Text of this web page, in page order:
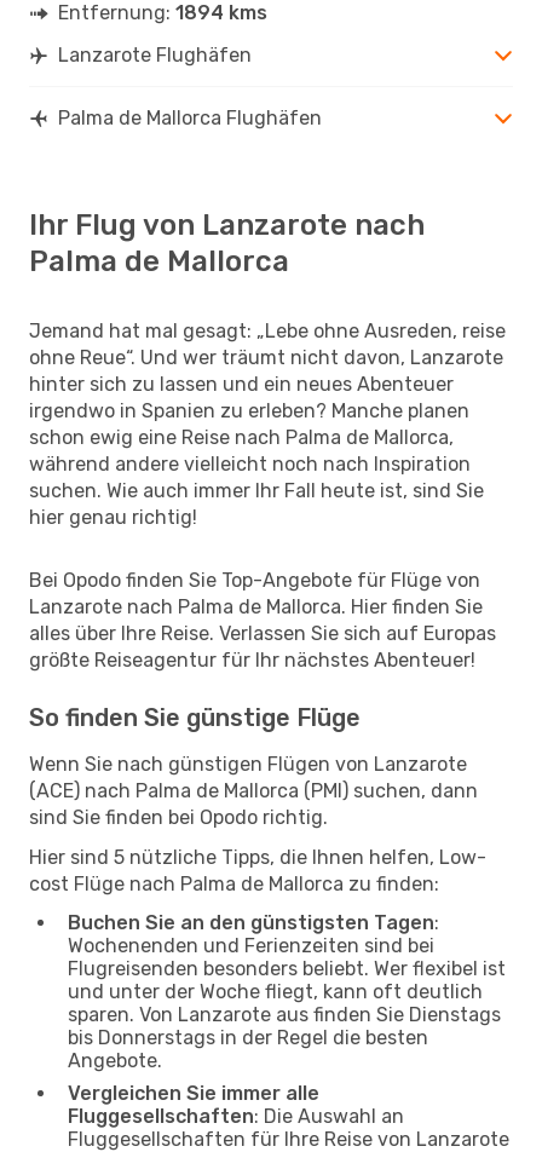
Entfernung: 1894 kms
Lanzarote Flughäfen
Palma de Mallorca Flughäfen
Ihr Flug von Lanzarote nach
Palma de Mallorca
Jemand hat mal gesagt: „Lebe ohne Ausreden, reise
ohne Reue“. Und wer träumt nicht davon, Lanzarote
hinter sich zu lassen und ein neues Abenteuer
irgendwo in Spanien zu erleben? Manche planen
schon ewig eine Reise nach Palma de Mallorca,
während andere vielleicht noch nach Inspiration
suchen. Wie auch immer Ihr Fall heute ist, sind Sie
hier genau richtig!
Bei Opodo finden Sie Top-Angebote für Flüge von
Lanzarote nach Palma de Mallorca. Hier finden Sie
alles über Ihre Reise. Verlassen Sie sich auf Europas
größte Reiseagentur für Ihr nächstes Abenteuer!
So finden Sie günstige Flüge
Wenn Sie nach günstigen Flügen von Lanzarote
(ACE) nach Palma de Mallorca (PMI) suchen, dann
sind Sie finden bei Opodo richtig.
Hier sind 5 nützliche Tipps, die Ihnen helfen, Low-
cost Flüge nach Palma de Mallorca zu finden:
Buchen Sie an den günstigsten Tagen:
Wochenenden und Ferienzeiten sind bei
Flugreisenden besonders beliebt. Wer flexibel ist
und unter der Woche fliegt, kann oft deutlich
sparen. Von Lanzarote aus finden Sie Dienstags
bis Donnerstags in der Regel die besten
Angebote.
Vergleichen Sie immer alle
Fluggesellschaften: Die Auswahl an
Fluggesellschaften für Ihre Reise von Lanzarote